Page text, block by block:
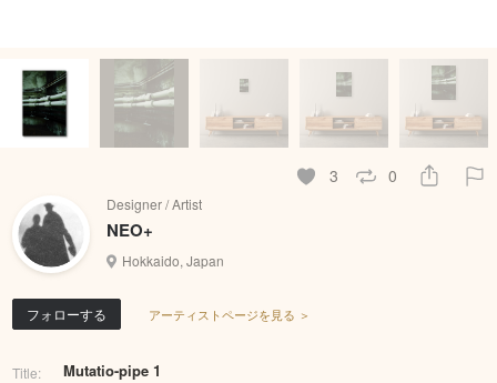
3 0
Designer / Artist
NEO+
Hokkaido, Japan
フォローする アーティストページを見る ＞
Title: Mutatio-pipe 1